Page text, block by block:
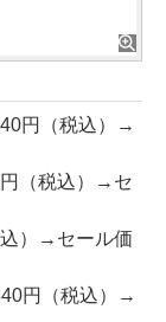
円（税込）→
円（税込）→セ
込）→セール価
円（税込）→